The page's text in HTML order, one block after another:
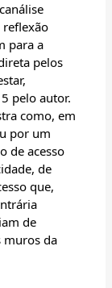
reflexão
para a
pelos
pelo autor.
como, em
por um
de acesso
de
que,
de
muros da